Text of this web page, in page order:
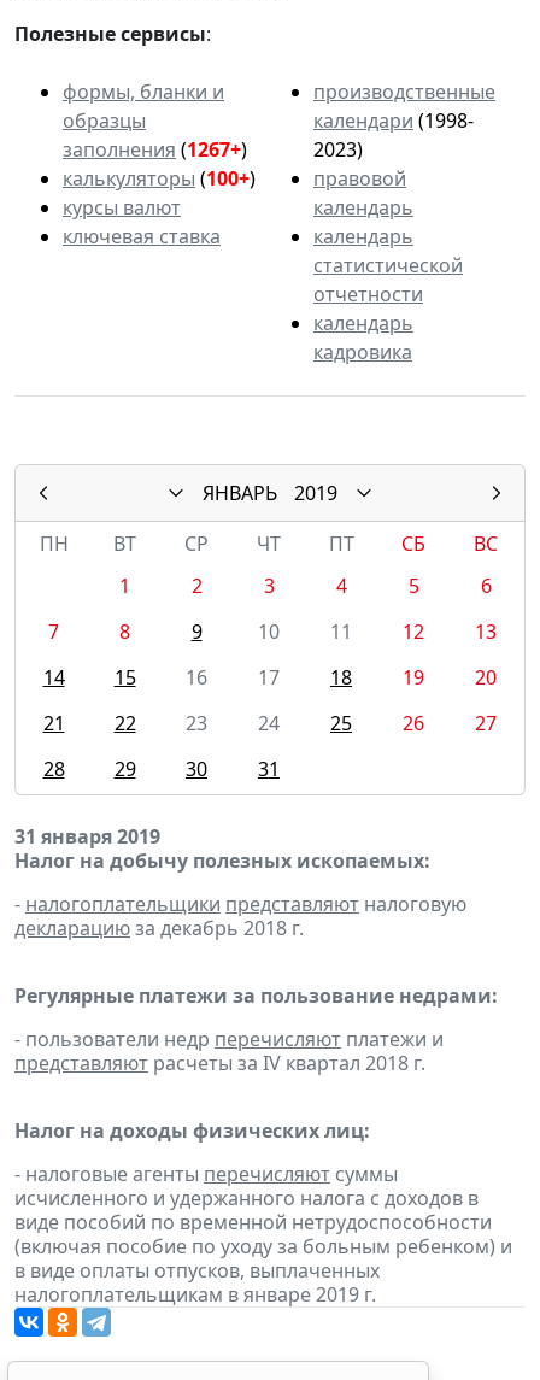
Полезные сервисы:
формы, бланки и
образцы
заполнения (1267+)
калькуляторы (100+)
курсы валют
ключевая ставка
производственные
календари (1998-
2023)
правовой
календарь
календарь
статистической
отчетности
календарь
кадровика
ЯНВАРЬ
2019
ПН
ВТ СР ЧТ ПТ СБ
ВС
1
2 3 4 5
6
7
8 9 10 11 12
13
14
15 16 17 18 19
20
21
22 23 24 25 26
27
28
29 30 31
31 января 2019
Налог на добычу полезных ископаемых:
- налогоплательщики представляют налоговую
декларациюза декабрь 2018 г.
Регулярные платежи за пользование недрами:
- пользователи недр перечисляют платежи и
представляют расчеты за IV квартал 2018 г.
Налог на доходы физических лиц:
- налоговые агенты перечисляют суммы
исчисленного и удержанного налога с доходов в
виде пособий по временной нетрудоспособности
(включая пособие по уходу за больным ребенком) и
в виде оплаты отпусков, выплаченных
налогоплательщикам в январе 2019 г.